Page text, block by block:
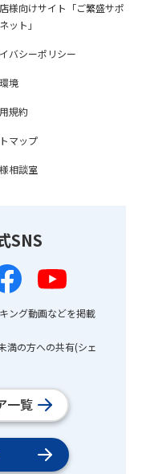
様向けサイト「ご繁盛サポ
ット」
バシーポリシー
境
規約
マップ
相談室
SNS
ング動画などを掲載
満の方への共有(シェ
一覧